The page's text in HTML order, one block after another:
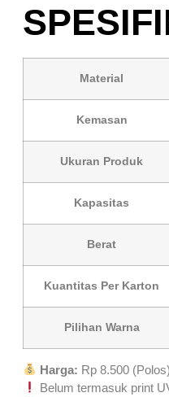
Material
Kemasan
Ukuran Produk
Kapasitas
Berat
Kuantitas Per Karton
Pilihan Warna
Harga: Rp 8.500 (Polos)
Belum termasuk print